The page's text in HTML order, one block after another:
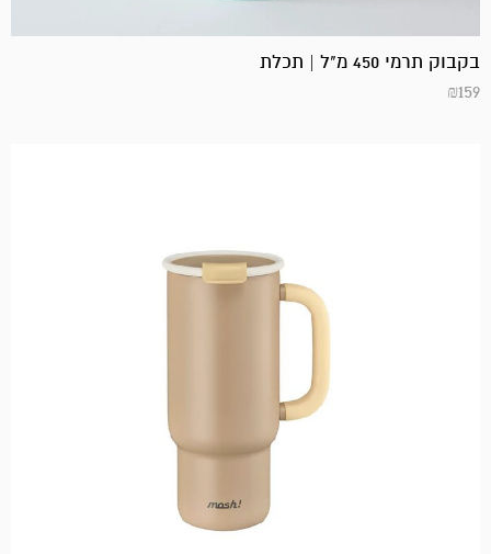
בקבוק תרמי 450 מ"ל | תכלת
₪159